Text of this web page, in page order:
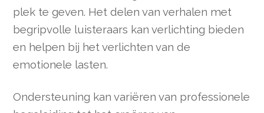
plek te geven. Het delen van verhalen met
begripvolle luisteraars kan verlichting bieden
en helpen bij het verlichten van de
emotionele lasten.
Ondersteuning kan variëren van professionele